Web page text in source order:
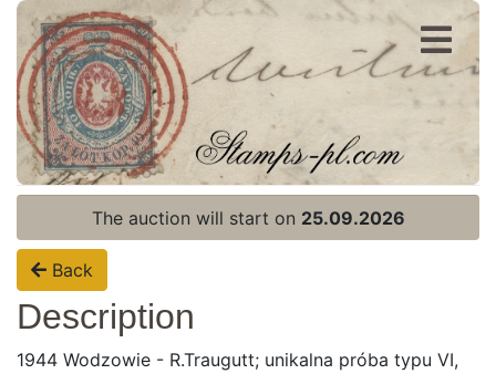
Register
Login
The auction will start on 25.09.2026
Back
Description
1944 Wodzowie - R.Traugutt; unikalna próba typu VI,